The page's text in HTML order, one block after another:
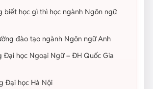
biết học gì thì học ngành Ngôn ngữ
đào tạo ngành Ngôn ngữ Anh
Đại học Ngoại Ngữ – ĐH Quốc Gia
Đại học Hà Nội